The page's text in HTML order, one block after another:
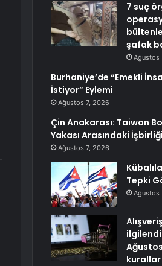
7 suç
şafak
Ağustos
Burhaniye’de “Emekli
İstiyor” Eylemi
Ağustos 7, 2026
Çin Anakarası: Taiwan
Yakası Arasındaki
Ağustos 7, 2026
Tepki
Ağustos